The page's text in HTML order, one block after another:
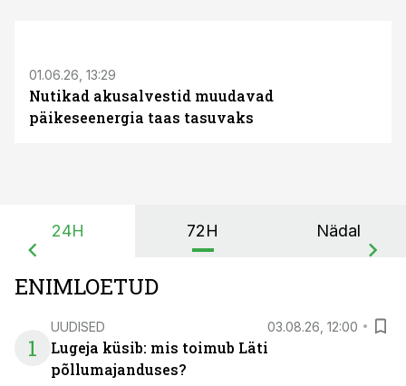
01.06.26, 13:29
Nutikad akusalvestid muudavad
päikeseenergia taas tasuvaks
24H 72H Nädal
ENIMLOETUD
1
UUDISED 03.08.26, 12:00
Lugeja küsib: mis toimub Läti
põllumajanduses?